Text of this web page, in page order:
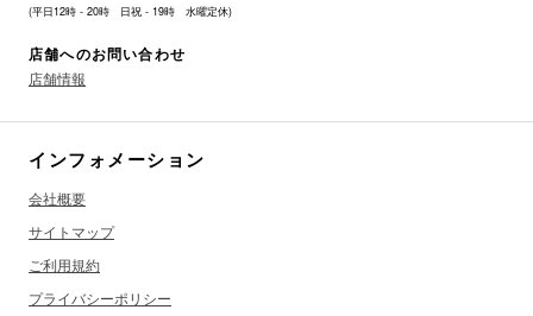
(平日12時 - 20時 日祝 - 19時 水曜定休)
店舗へのお問い合わせ
店舗情報
インフォメーション
会社概要
サイトマップ
ご利用規約
プライバシーポリシー